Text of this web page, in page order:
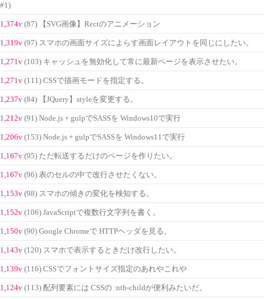
#1)
1,374v (87) 【SVG画像】Rectのアニメーション
1,319v (97) スマホの画面サイズによらす画面レイアウトを同じにしたい。
1,271v (103) キャッシュを無効化して常に最新ページを表示させたい。
1,271v (111) CSSで描画モードを指定する。
1,237v (84) 【JQuery】styleを変更する。
1,212v (91) Node.js + gulpでSASSを Windows10で実行
1,206v (153) Node.js + gulpでSASSを Windows11で実行
1,167v (95) ただ転送するだけのページを作りたい。
1,167v (96) 表のセルの中で改行させたくない。
1,153v (98) スマホの傾きの変化を検知する。
1,152v (106) JavaScriptで複数行文字列を書く。
1,150v (90) Google Chromeで HTTPヘッダを見る。
1,143v (120) スマホで表示するときだけ改行したい。
1,139v (116) CSSでフォントサイズ指定のあれやこれや
1,124v (113) 配列要素には CSSの :nth-childが便利みたいだ。